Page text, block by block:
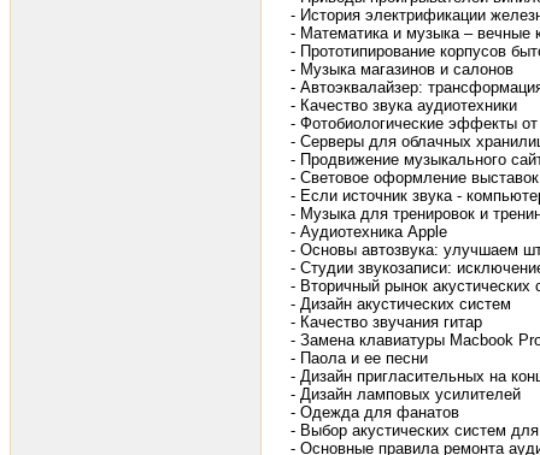
- История электрификации
- Математика и музыка – вечные
- Прототипирование корпусов
- Музыка магазинов и салонов
- Автоэквалайзер:
- Качество звука аудиотехники
- Фотобиологические эффекты от
- Серверы для облачных
- Продвижение музыкального
- Световое оформление
- Если источник звука -
- Музыка для тренировок и
- Аудиотехника Apple
- Основы автозвука: улучшаем
- Студии звукозаписи:
- Вторичный рынок акустических
- Дизайн акустических систем
- Качество звучания гитар
- Замена клавиатуры Macbook
- Паола и ее песни
- Дизайн пригласительных на
- Дизайн ламповых усилителей
- Одежда для фанатов
- Выбор акустических систем
- Основные правила ремонта